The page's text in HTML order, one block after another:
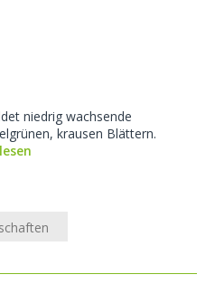
niedrig wachsende
krausen Blättern.